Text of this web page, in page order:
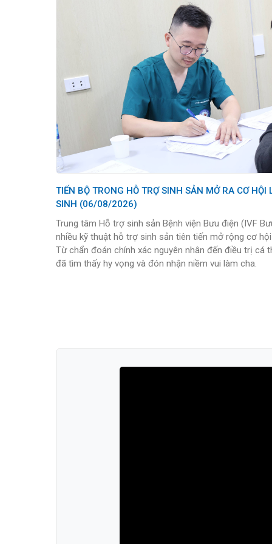
TIẾN BỘ TRONG HỖ TRỢ SINH SẢN MỞ RA CƠ HỘI LÀM CHA CHO NAM GIỚI VÔ
SINH (06/08/2026)
Trung tâm Hỗ trợ sinh sản Bệnh viện Bưu điện (IVF
nhiều kỹ thuật hỗ trợ sinh sản tiên tiến mở rộng cơ
Từ chẩn đoán chính xác nguyên nhân đến điều trị cá
đã tìm thấy hy vọng và đón nhận niềm vui làm cha.